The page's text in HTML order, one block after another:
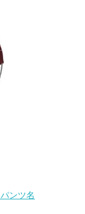
ンツ名